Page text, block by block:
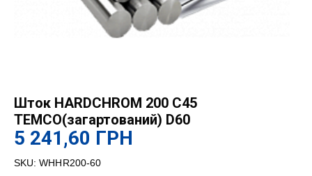
Шток HARDCHROM 200 C45
TEMCO(загартований) D60
5 241,60 ГРН
SKU: WHHR200-60